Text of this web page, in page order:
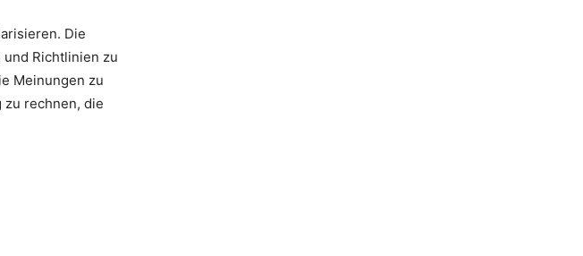
Die
Richtlinien zu
Meinungen zu
zu rechnen, die